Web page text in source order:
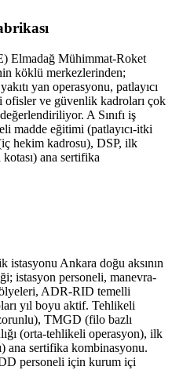
Elmadağ Mühimmat-Roket
köklü merkezlerinden;
yan operasyonu, patlayıcı
ve güvenlik kadroları çok
A Sınıfı iş
madde eğitimi (patlayıcı-itki
hekim kadrosu), DSP, ilk
ana sertifika
Ankara doğu aksının
istasyon personeli, manevra-
ADR-RID temelli
yıl boyu aktif. Tehlikeli
TMGD (filo bazlı
(orta-tehlikeli operasyon), ilk
ana sertifika kombinasyonu.
personeli için kurum içi